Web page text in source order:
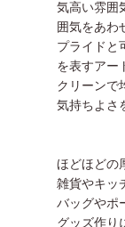
気高い雰囲
囲気をあわ
プライドと
を表すアー
クリーンで
気持ちよさ
ほどほどの
雑貨やキッ
バッグやポ
グッズ作